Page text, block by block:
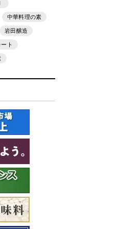
中華料理の素
岩田醸造
ト